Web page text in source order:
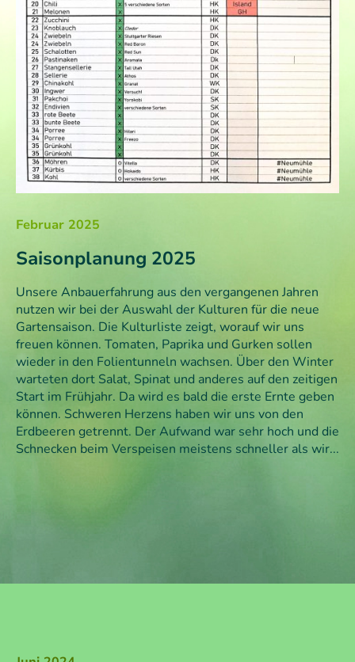
Februar 2025
Saisonplanung 2025
Unsere Anbauerfahrung aus den vergangenen Jahren
nutzen wir bei der Auswahl der Kulturen für die neue
Gartensaison. Die Kulturliste zeigt, worauf wir uns
freuen können. Tomaten, Paprika und Gurken sollen
wieder in den Folientunneln wachsen. Über den Winter
warteten dort Salat, Spinat und anderes auf den zeitigen
Start im Frühjahr. Da wird es bald die erste Ernte geben
können. Schweren Herzens haben wir uns von den
Erdbeeren getrennt. Der Aufwand war sehr hoch und die
Schnecken beim Verspeisen meistens schneller als wir...